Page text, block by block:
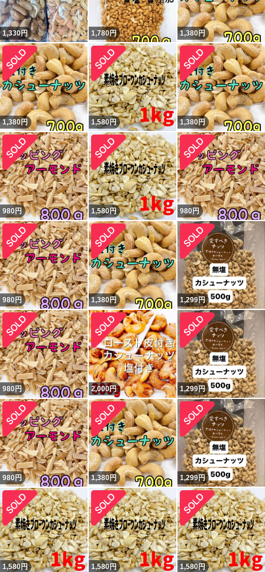
1,330円 1,780円 1,380円
1,380円 1,580円 1,380円
980円 1,580円 980円
980円 1,380円 1,299円
980円 2,000円 1,299円
980円 1,380円 1,299円
1,580円 1,580円 1,580円